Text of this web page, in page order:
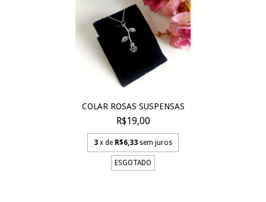
COLAR ROSAS SUSPENSAS
R$19,00
3 x de R$6,33 sem juros
ESGOTADO